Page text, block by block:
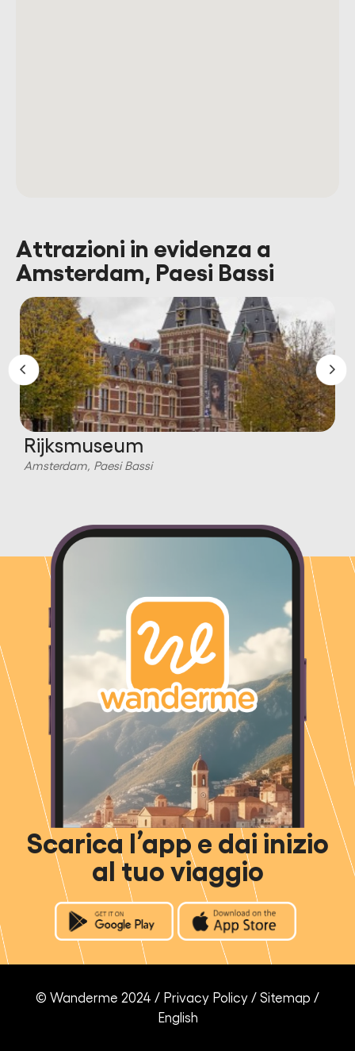
Attrazioni in evidenza a
Amsterdam, Paesi Bassi
Rijksmuseum
Amsterdam, Paesi Bassi
Scarica l’app e dai inizio
al tuo viaggio
© Wanderme 2024 / Privacy Policy / Sitemap /
English